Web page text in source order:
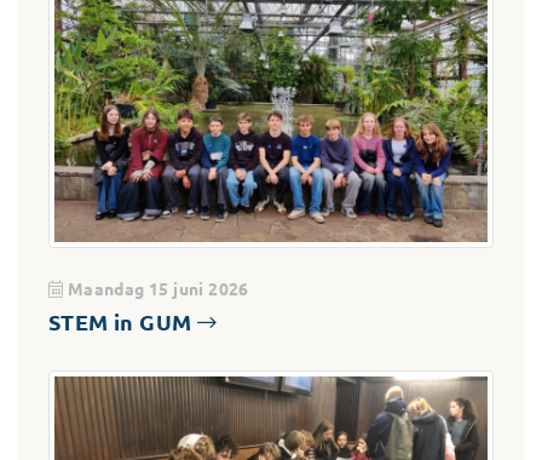
Maandag 15 juni 2026
STEM in GUM